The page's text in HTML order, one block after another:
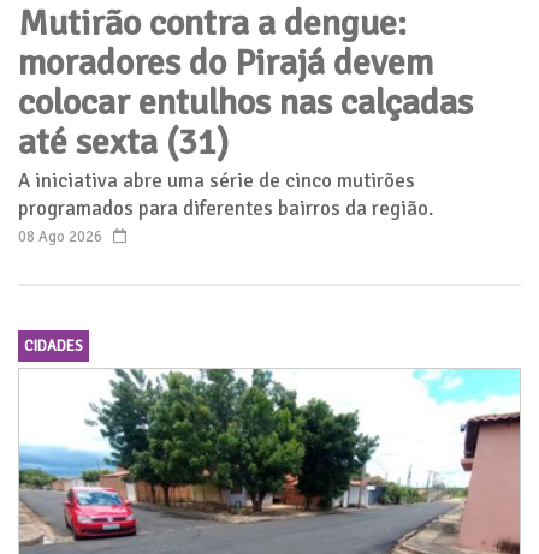
Mutirão contra a dengue:
moradores do Pirajá devem
colocar entulhos nas calçadas
até sexta (31)
A iniciativa abre uma série de cinco mutirões
programados para diferentes bairros da região.
08 Ago 2026
CIDADES